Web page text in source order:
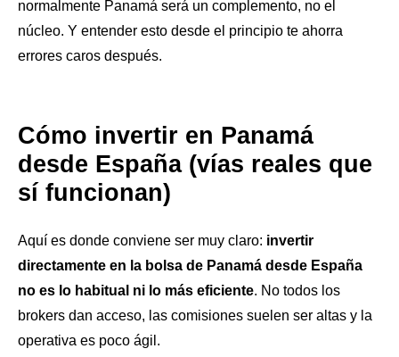
normalmente Panamá será un complemento, no el
núcleo. Y entender esto desde el principio te ahorra
errores caros después.
Cómo invertir en Panamá
desde España (vías reales que
sí funcionan)
Aquí es donde conviene ser muy claro: invertir
directamente en la bolsa de Panamá desde España
no es lo habitual ni lo más eficiente. No todos los
brokers dan acceso, las comisiones suelen ser altas y la
operativa es poco ágil.